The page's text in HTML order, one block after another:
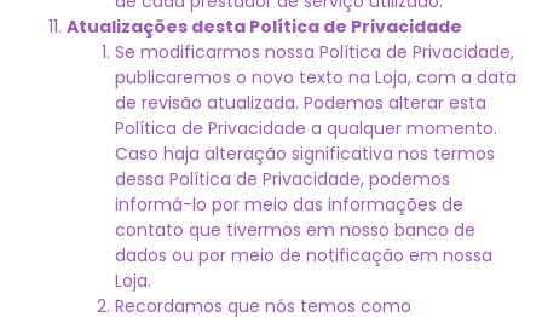
Atualizações desta Política de Privacidade
Se modificarmos nossa Política de Privacidade,
publicaremos o novo texto na Loja, com a data
de revisão atualizada. Podemos alterar esta
Política de Privacidade a qualquer momento.
Caso haja alteração significativa nos termos
dessa Política de Privacidade, podemos
informá-lo por meio das informações de
contato que tivermos em nosso banco de
dados ou por meio de notificação em nossa
Loja.
Recordamos que nós temos como